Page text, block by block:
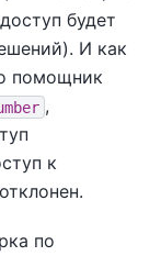
будет
И как
помощник
,
к
по